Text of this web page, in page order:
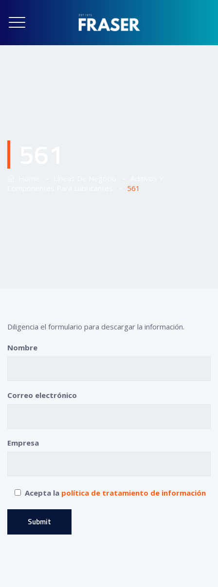
561
Diligencia el formulario para descargar la información.
Nombre
Correo electrónico
Empresa
Acepta la política de tratamiento de información